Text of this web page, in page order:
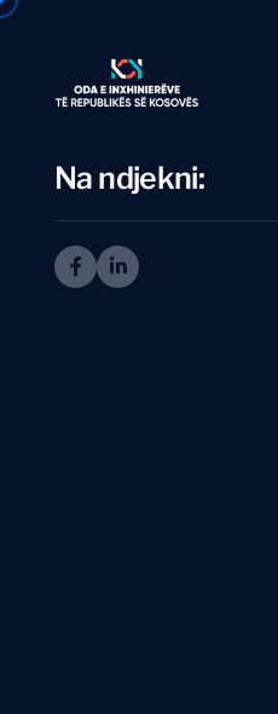
Na ndjekni: